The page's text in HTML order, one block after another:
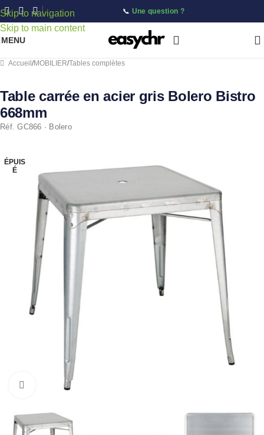
Skip to navigation
Skip to main content
📞 Une question ?
MENU
Accueil /MOBILIER/Tables complètes
Table carrée en acier gris Bolero Bistro
668mm
Réf. GC866 · Bolero
ÉPUIS
É
Cliquez pour agrandir